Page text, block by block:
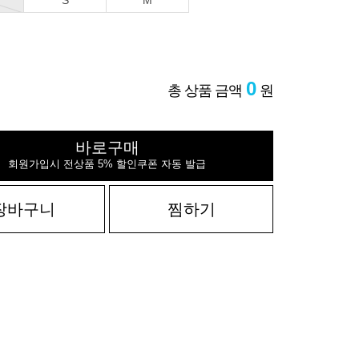
총 상품 금액 0 원
바로구매
회원가입시 전상품 5% 할인쿠폰 자동 발급
바구니 찜하기